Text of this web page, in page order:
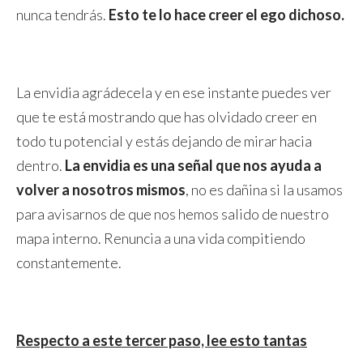
nunca tendrás. Esto te lo hace creer el ego dichoso.
La envidia agrádecela y en ese instante puedes ver
que te está mostrando que has olvidado creer en
todo tu potencial y estás dejando de mirar hacia
dentro. La envidia es una señal que nos ayuda a
volver a nosotros mismos, no es dañina si la usamos
para avisarnos de que nos hemos salido de nuestro
mapa interno. Renuncia a una vida compitiendo
constantemente.
Respecto a este tercer paso, lee esto tantas